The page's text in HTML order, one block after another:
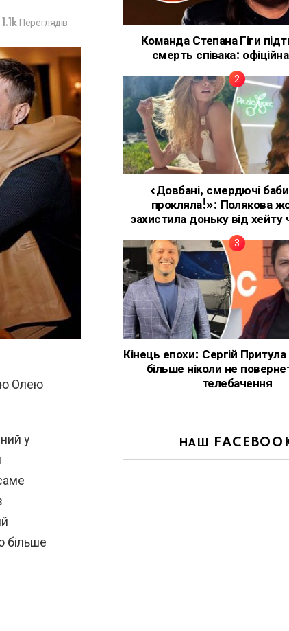
1.1k Переглядів
Олею
у
більше
Команда Степана Гіги
смерть співака:
«Довбані, смердючі
прокляла!»: Полякова
захистила доньку від хейту
Кінець епохи: Сергій
більше ніколи не
телебачення
НАШ